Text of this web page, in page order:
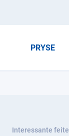
PRYSE
Interessante feite